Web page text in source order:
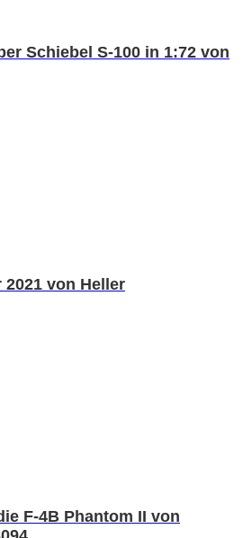
Schiebel S-100 in 1:72 von
von Heller
F-4B Phantom II von